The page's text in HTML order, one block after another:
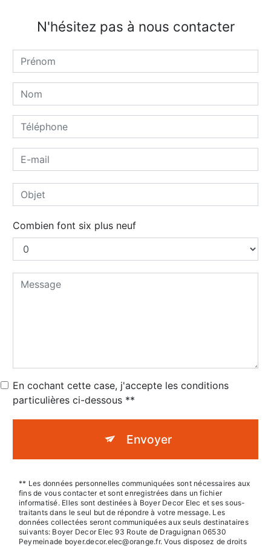
N'hésitez pas à nous contacter
Combien font six plus neuf
En cochant cette case, j'accepte les conditions
particulières ci-dessous **
Envoyer
** Les données personnelles communiquées sont nécessaires aux
fins de vous contacter et sont enregistrées dans un fichier
informatisé. Elles sont destinées à Boyer Decor Elec et ses sous-
traitants dans le seul but de répondre à votre message. Les
données collectées seront communiquées aux seuls destinataires
suivants: Boyer Decor Elec 93 Route de Draguignan 06530
Peymeinade boyer.decor.elec@orange.fr. Vous disposez de droits